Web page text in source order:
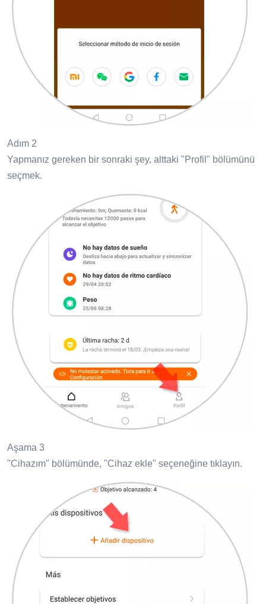
Adım 2
Yapmanız gereken bir sonraki şey, alttaki "Profil" bölümünü
seçmek.
Aşama 3
"Cihazım" bölümünde, "Cihaz ekle" seçeneğine tıklayın.